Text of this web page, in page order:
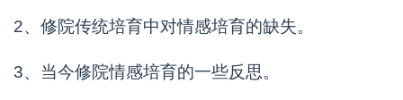
2、修院传统培育中对情感培育的缺失。
3、当今修院情感培育的一些反思。